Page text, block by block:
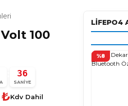
sizin gibi işini
Enes Malik
100
35
SANIYE
₺Kdv Dahil
LIFEPO4
%8